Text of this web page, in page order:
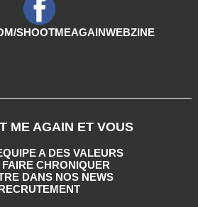
SHOOTMEAGAINWEBZINE
ME AGAIN ET VOUS
A DES VALEURS
CHRONIQUER
DANS NOS NEWS